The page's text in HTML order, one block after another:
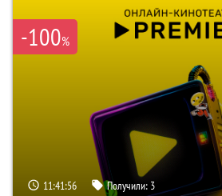
-100%
11:41:55 Получили: 3